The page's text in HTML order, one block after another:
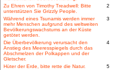
Zu Ehren von Timothy Treadwell: Bitte
unterstützen Sie Grizzly People.
2
Während eines Tsunamis werden immer
mehr Menschen aufgrund des weltweiten
Bevölkerungswachstums an der Küste
getötet werden.
3
Die Überbevölkerung verursacht den
Anstieg des Meeresspiegels durch das
Abschmelzen der Polkappen und der
Gletscher.
4
Hüter der Erde, bitte rette die Natur. 5